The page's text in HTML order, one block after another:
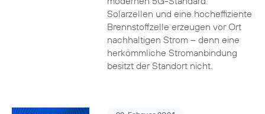
Solarzellen und eine hocheffiziente
Brennstoffzelle erzeugen vor Ort
nachhaltigen Strom – denn eine
herkömmliche Stromanbindung
besitzt der Standort nicht.